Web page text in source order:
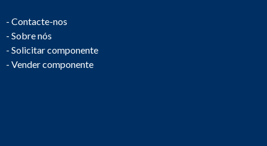
- Contacte-nos
- Sobre nós
- Solicitar componente
- Vender componente